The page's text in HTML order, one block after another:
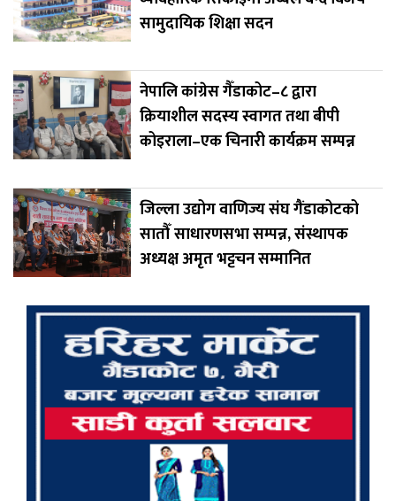
सामुदायिक शिक्षा सदन
नेपालि कांग्रेस गैँडाकोट–८ द्वारा
क्रियाशील सदस्य स्वागत तथा बीपी
कोइराला–एक चिनारी कार्यक्रम सम्पन्न
जिल्ला उद्योग वाणिज्य संघ गैंडाकोटको
सातौँ साधारणसभा सम्पन्न, संस्थापक
अध्यक्ष अमृत भट्टचन सम्मानित